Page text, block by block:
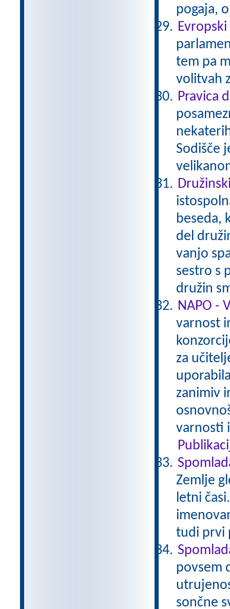
pogaja,
tem pa
volitvah
Pravica
Sodišče
beseda,
del
vanjo
sestro s
družin
NAPO -
varnost
za
zanimiv
varnosti
Zemlje
letni
tudi prvi
povsem
sončne